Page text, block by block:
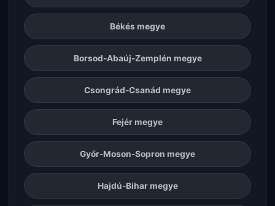
Békés megye
Borsod-Abaúj-Zemplén megye
Csongrád-Csanád megye
Fejér megye
Győr-Moson-Sopron megye
Hajdú-Bihar megye